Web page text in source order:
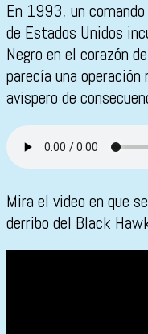
En 1993, un
de Estados Unidos
Negro en el corazón
parecía una
avispero de
Mira el video en que
derribo del Black